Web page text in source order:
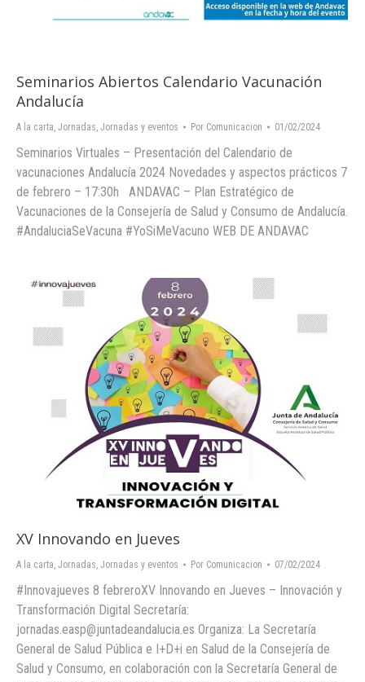
Seminarios Abiertos Calendario Vacunación
Andalucía
A la carta, Jornadas, Jornadas y eventos Por Comunicacion 01/02/2024
Seminarios Virtuales – Presentación del Calendario de
vacunaciones Andalucía 2024 Novedades y aspectos prácticos 7
de febrero – 17:30h ANDAVAC – Plan Estratégico de
Vacunaciones de la Consejería de Salud y Consumo de Andalucía.
#AndaluciaSeVacuna #YoSiMeVacuno WEB DE ANDAVAC
XV Innovando en Jueves
A la carta, Jornadas, Jornadas y eventos Por Comunicacion 07/02/2024
#Innovajueves 8 febreroXV Innovando en Jueves – Innovación y
Transformación Digital Secretaría:
jornadas.easp@juntadeandalucia.es Organiza: La Secretaría
General de Salud Pública e I+D+i en Salud de la Consejería de
Salud y Consumo, en colaboración con la Secretaría General de